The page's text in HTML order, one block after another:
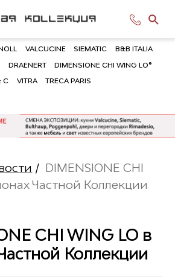
VALCUCINE SIEMATIC B&B ITALIA
DRAENERT DIMENSIONE CHI WING LO®
C VITRA TRECA PARIS
/ DIMENSIONE CHI
Частной Коллекции
CHI WING LO в
Коллекции